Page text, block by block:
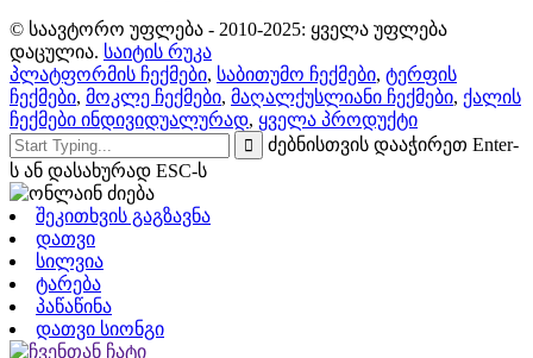
© საავტორო უფლება - 2010-2025: ყველა უფლება
დაცულია. საიტის რუკა
პლატფორმის ჩექმები, საბითუმო ჩექმები, ტერფის
ჩექმები, მოკლე ჩექმები, მაღალქუსლიანი ჩექმები, ქალის
ჩექმები ინდივიდუალურად, ყველა პროდუქტი
ძებნისთვის დააჭირეთ Enter-
ს ან დასახურად ESC-ს
შეკითხვის გაგზავნა
დათვი
სილვია
ტარება
პაწაწინა
დათვი სიონგი